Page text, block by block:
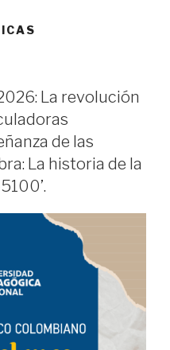
La revolución
de las
La historia de la